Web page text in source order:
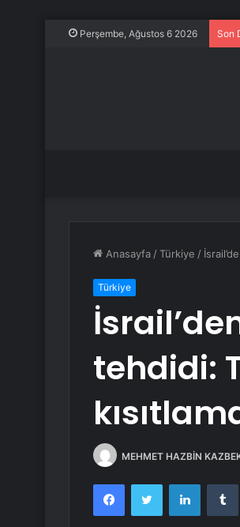
Perşembe, Ağustos 6 2026 Son
Anasayfa /Türkiye /
Türkiye
tehdidi:
MEHMET HAZBİN
FacebookTwitter LinkedIn